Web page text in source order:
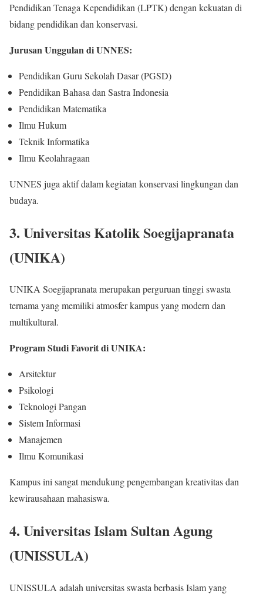
Pendidikan Tenaga Kependidikan (LPTK) dengan kekuatan di
bidang pendidikan dan konservasi.
Jurusan Unggulan di UNNES:
Pendidikan Guru Sekolah Dasar (PGSD)
Pendidikan Bahasa dan Sastra Indonesia
Pendidikan Matematika
Ilmu Hukum
Teknik Informatika
Ilmu Keolahragaan
UNNES juga aktif dalam kegiatan konservasi lingkungan dan
budaya.
3. Universitas Katolik Soegijapranata
(UNIKA)
UNIKA Soegijapranata merupakan perguruan tinggi swasta
ternama yang memiliki atmosfer kampus yang modern dan
multikultural.
Program Studi Favorit di UNIKA:
Arsitektur
Psikologi
Teknologi Pangan
Sistem Informasi
Manajemen
Ilmu Komunikasi
Kampus ini sangat mendukung pengembangan kreativitas dan
kewirausahaan mahasiswa.
4. Universitas Islam Sultan Agung
(UNISSULA)
UNISSULA adalah universitas swasta berbasis Islam yang